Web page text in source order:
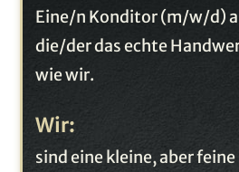
Eine/n Konditor (m/w/d)
die/der das echte
wie wir.
Wir:
sind eine kleine, aber feine